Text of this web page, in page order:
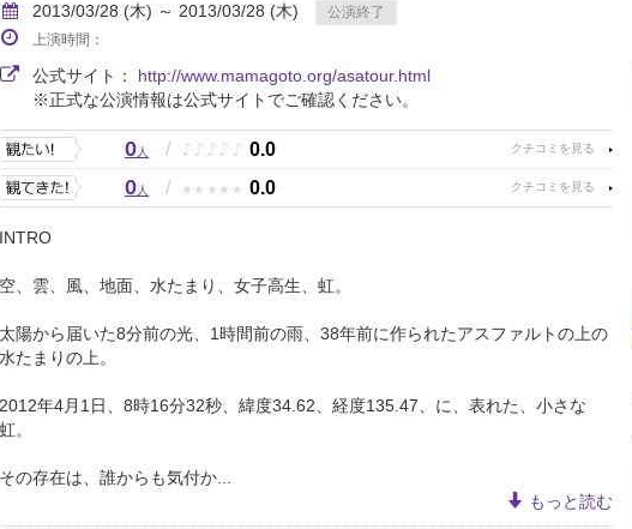
2013/03/28 (木) ～ 2013/03/28 (木)
公演終了
上演時間：
公式サイト： http://www.mamagoto.org/asatour.html
※正式な公演情報は公式サイトでご確認ください。
0人 / ♪ ♪ ♪ ♪ ♪ 0.0
0人 / ★ ★ ★ ★ ★ 0.0
INTRO
空、雲、風、地面、水たまり、女子高生、虹。
太陽から届いた8分前の光、1時間前の雨、38年前に作られたアスファルトの上の
水たまりの上。
2012年4月1日、8時16分32秒、緯度34.62、経度135.47、に、表れた、小さな
虹。
その存在は、誰からも気付か...
もっと読む